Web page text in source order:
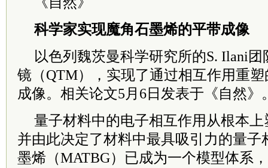
科学家实现魔角石墨烯的平带成像
以色列魏茨曼科学研究所的S. Ilani
镜（QTM），实现了通过相互作用重
成像。相关论文5月6日发表于《自然》
量子材料中的电子相互作用从根本
并由此决定了材料中最具吸引力的量子
墨烯（MATBG）已成为一个模型体系